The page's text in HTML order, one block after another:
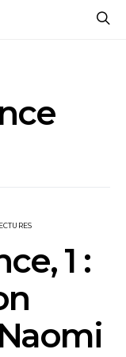
1 :